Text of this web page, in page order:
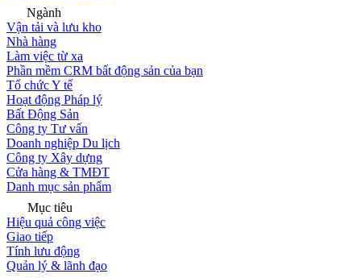
Ngành
Vận tải và lưu kho
Nhà hàng
Làm việc từ xa
Phần mềm CRM bất động sản của bạn
Tổ chức Y tế
Hoạt động Pháp lý
Bất Động Sản
Công ty Tư vấn
Doanh nghiệp Du lịch
Công ty Xây dựng
Cửa hàng & TMĐT
Danh mục sản phẩm
Mục tiêu
Hiệu quả công việc
Giao tiếp
Tính lưu động
Quản lý & lãnh đạo